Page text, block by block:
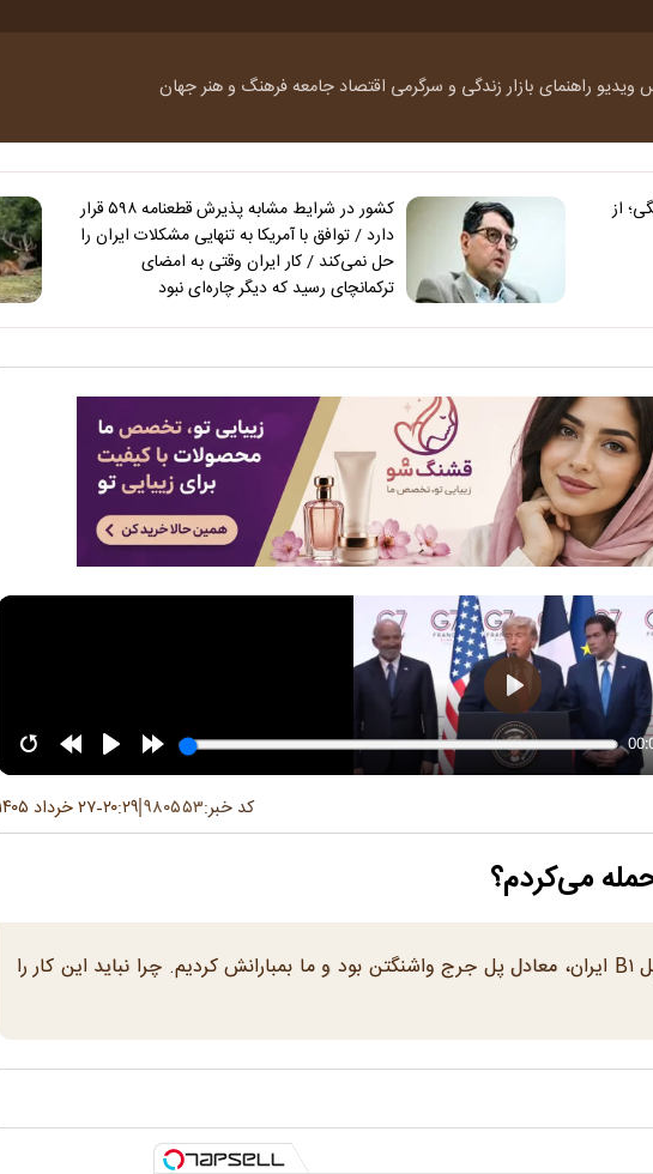
ویدیو راهنمای بازارزندگی و سرگرمی اقتصاد جامعهفرهنگ و هنرجهان
از
کشور در شرایط مشابه پذیرش قطعنامه ۵۹۸ قرار
دارد / توافق با آمریکا به تنهایی مشکلات ایران را
حل نمی‌کند / کار ایران وقتی به امضای
ترکمانچای رسید که دیگر چاره‌ای نبود
کد خبر:۹۸۰۵۵۳ ۲۰:۲۹-۲۷ خرداد ۱۴۰۵
رییس جمهور آمریکا در سخنرانی خود گفت: «پل B۱ ایران، معادل پل جرج واشنگتن بود و ما بمبارانش کردیم. چرا نباید این کار را